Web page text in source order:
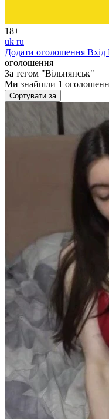
18+
uk ru
Додати оголошення Вхід
оголошення
За тегом "Вільнянськ"
Ми знайшли 1
Сортувати за